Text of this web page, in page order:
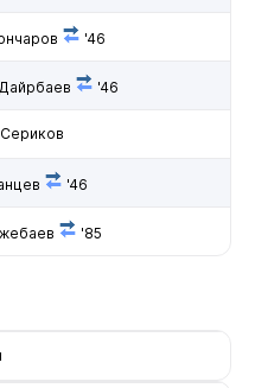
'46
'46
'46
'85